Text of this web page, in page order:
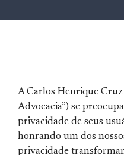
A Carlos Henrique Cruz
Advocacia”) se
privacidade de seus
honrando um dos
privacidade